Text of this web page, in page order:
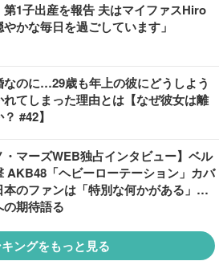
第1子出産を報告 夫はマイファスHiro
やかな毎日を過ごしています」
なのに…29歳も年上の彼にどうしよう
れてしまった理由とは【なぜ彼女は離
#42】
・マーズWEB独占インタビュー】ベル
AKB48「ヘビーローテーション」カバ
本のファンは「特別な何かがある」…
期待語る
ングをもっと見る